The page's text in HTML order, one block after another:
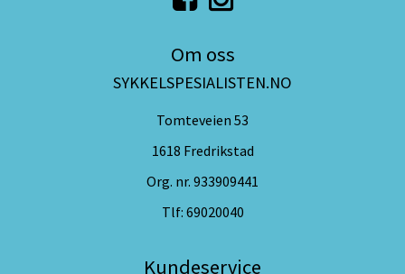
Om oss
SYKKELSPESIALISTEN.NO
Tomteveien 53
1618 Fredrikstad
Org. nr. 933909441
Tlf: 69020040
Kundeservice